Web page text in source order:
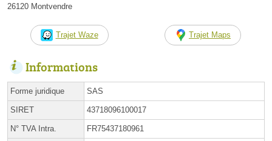
26120 Montvendre
Trajet Waze Trajet Maps
Informations
Forme juridique SAS
SIRET 43718096100017
N° TVA Intra. FR75437180961